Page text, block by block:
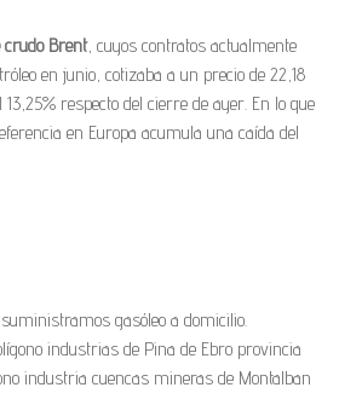
Brent, cuyos contratos actualmente
en junio, cotizaba a un precio de 22,18
respecto del cierre de ayer. En lo que
en Europa acumula una caída del
gasóleo a domicilio.
industrias de Pina de Ebro provincia
industria cuencas mineras de Montalban